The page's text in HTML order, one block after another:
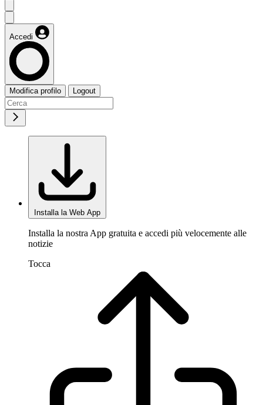
Accedi
Modifica profilo Logout
Installa la Web App
Installa la nostra App gratuita e accedi più velocemente alle
notizie
Tocca